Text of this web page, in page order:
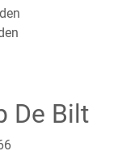
De Bilt